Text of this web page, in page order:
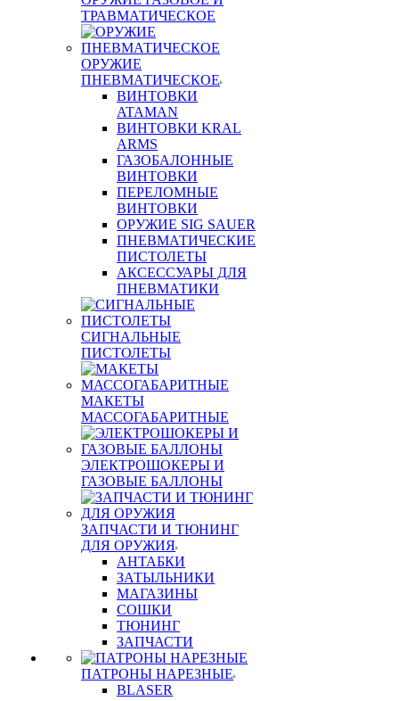
ТРАВМАТИЧЕСКОЕ
ОРУЖИЕ
ПНЕВМАТИЧЕСКОЕ
ВИНТОВКИ
ATAMAN
ВИНТОВКИ KRAL
ARMS
ГАЗОБАЛОННЫЕ
ВИНТОВКИ
ПЕРЕЛОМНЫЕ
ВИНТОВКИ
ОРУЖИЕ SIG SAUER
ПНЕВМАТИЧЕСКИЕ
ПИСТОЛЕТЫ
АКСЕССУАРЫ ДЛЯ
ПНЕВМАТИКИ
СИГНАЛЬНЫЕ
ПИСТОЛЕТЫ
МАКЕТЫ
МАССОГАБАРИТНЫЕ
ЭЛЕКТРОШОКЕРЫ И
ГАЗОВЫЕ БАЛЛОНЫ
ЗАПЧАСТИ И ТЮНИНГ
ДЛЯ ОРУЖИЯ
АНТАБКИ
ЗАТЫЛЬНИКИ
МАГАЗИНЫ
СОШКИ
ТЮНИНГ
ЗАПЧАСТИ
ПАТРОНЫ НАРЕЗНЫЕ
BLASER